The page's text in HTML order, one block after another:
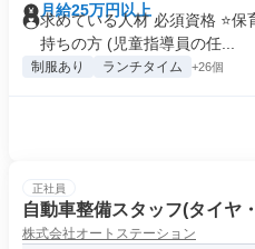
月給25万円以上
求めている人材 必須資格 ⭐保
持ちの方 (児童指導員の任...
制服あり ランチタイム +26個
正社員
自動車整備スタッフ(タイヤ
株式会社オートステーション